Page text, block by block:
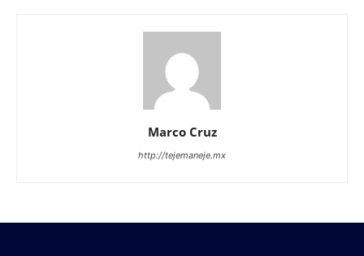
Marco Cruz
http://tejemaneje.mx